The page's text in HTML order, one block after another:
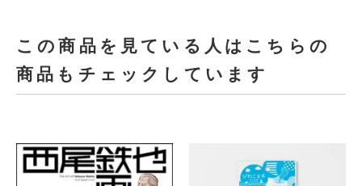
この商品を見ている人はこちらの
商品もチェックしています